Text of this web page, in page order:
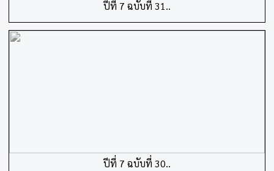
ปีที่ 7 ฉบับที่ 31..
ปีที่ 7 ฉบับที่ 30..